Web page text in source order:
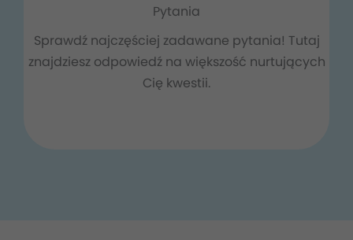
Pytania
Sprawdź najczęściej zadawane pytania! Tutaj
znajdziesz odpowiedź na większość nurtujących
Cię kwestii.